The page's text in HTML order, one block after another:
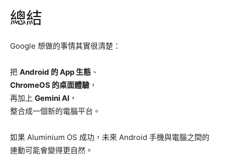
總結
Google 想做的事情其實很清楚：
把 Android 的 App 生態 、
ChromeOS 的桌面體驗 ，
再加上 Gemini AI ，
整合成一個新的電腦平台。
如果 Aluminium OS 成功，未來 Android 手機與電腦之間的
連動可能會變得更自然。